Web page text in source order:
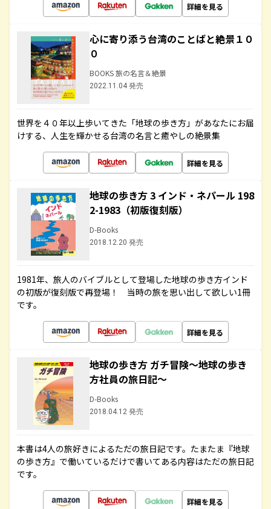
詳細を見る
心に寄り添う台湾のことばと絶景１０
０
BOOKS 旅の名言＆絶景
2022.11.04 発売
世界を４０年以上歩いてきた「地球の歩き方」があなたにお届
けする、人生を輝かせる台湾の名言と癒やしの絶景集
詳細を見る
地球の歩き方 3 インド・ネパール 198
2-1983（初版復刻版）
D-Books
2018.12.20 発売
1981年、旅人のバイブルとして登場した地球の歩き方インド
の初版が復刻版で再登場！ 当時の旅を思い出して欲しい1冊
です。
詳細を見る
地球の歩き方 ガチ冒険～地球の歩き
方社員の旅日記～
D-Books
2018.04.12 発売
本書は4人の旅好きによるただの旅日記です。たまたま『地球
の歩き方』で働いているだけで書いてある内容はただの旅日記
です。
詳細を見る